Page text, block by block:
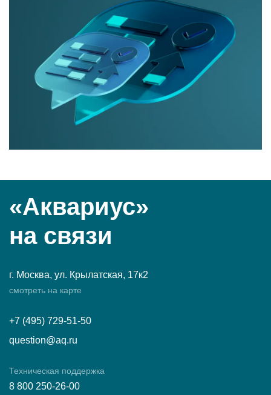
«Аквариус»
на связи
г. Москва, ул. Крылатская, 17к2
смотреть на карте
+7 (495) 729-51-50
question@aq.ru
Техническая поддержка
8 800 250-26-00